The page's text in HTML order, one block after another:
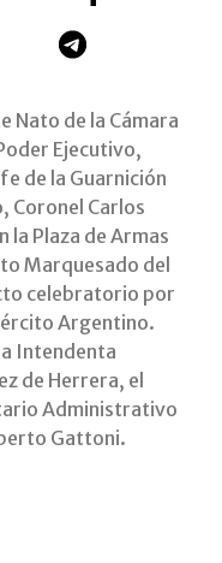
Nato de la Cámara
Ejecutivo,
de la Guarnición
Coronel Carlos
la Plaza de Armas
Marquesado del
celebratorio por
Argentino.
Intendenta
de Herrera, el
Administrativo
Gattoni.